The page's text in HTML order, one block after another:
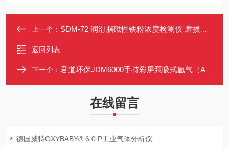
上一个： SDM-72 润滑脂磁性铁粉浓度检测仪 磨损早期预警工具
返回列表
下一个： 君道环保JDM6000手持彩屏泵吸式氩气（Ar）检测仪
在线留言